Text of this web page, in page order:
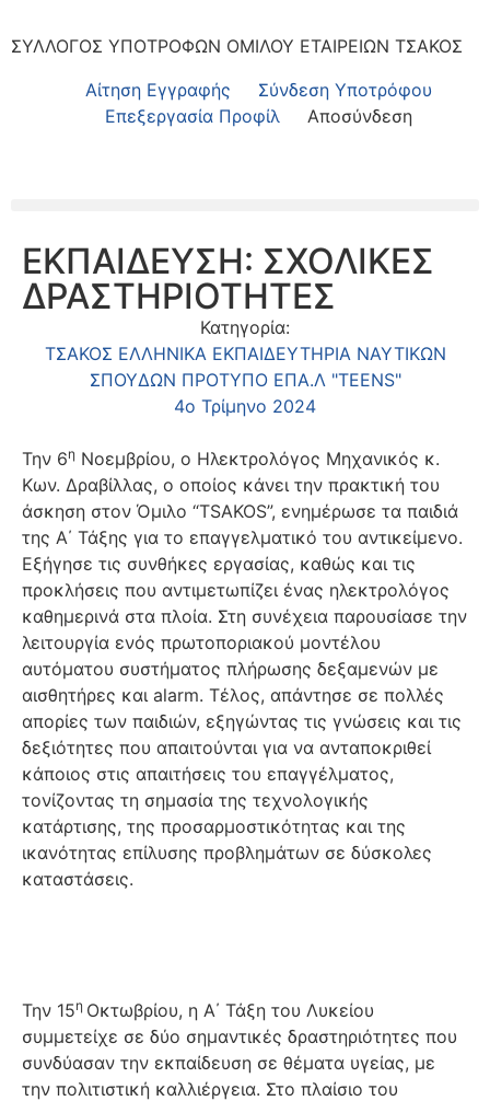
ΣΥΛΛΟΓΟΣ ΥΠΟΤΡΟΦΩΝ ΟΜΙΛΟΥ ΕΤΑΙΡΕΙΩΝ ΤΣΑΚΟΣ
Αίτηση Εγγραφής
Σύνδεση Υποτρόφου
Επεξεργασία Προφίλ
Αποσύνδεση
ΕΚΠΑΙΔΕΥΣΗ: ΣΧΟΛΙΚΕΣ
ΔΡΑΣΤΗΡΙΟΤΗΤΕΣ
Κατηγορία:
ΤΣΑΚΟΣ ΕΛΛΗΝΙΚΑ ΕΚΠΑΙΔΕΥΤΗΡΙΑ ΝΑΥΤΙΚΩΝ
ΣΠΟΥΔΩΝ ΠΡΟΤΥΠΟ ΕΠΑ.Λ "TEENS"
4ο Τρίμηνο 2024
Την 6η Νοεμβρίου, ο Ηλεκτρολόγος Μηχανικός κ.
Κων. Δραβίλλας, ο οποίος κάνει την πρακτική του
άσκηση στον Όμιλo “TSAKOS”, ενημέρωσε τα παιδιά
της Α΄ Τάξης για το επαγγελματικό του αντικείμενο.
Εξήγησε τις συνθήκες εργασίας, καθώς και τις
προκλήσεις που αντιμετωπίζει ένας ηλεκτρολόγος
καθημερινά στα πλοία. Στη συνέχεια παρουσίασε την
λειτουργία ενός πρωτοποριακού μοντέλου
αυτόματου συστήματος πλήρωσης δεξαμενών με
αισθητήρες και alarm. Τέλος, απάντησε σε πολλές
απορίες των παιδιών, εξηγώντας τις γνώσεις και τις
δεξιότητες που απαιτούνται για να ανταποκριθεί
κάποιος στις απαιτήσεις του επαγγέλματος,
τονίζοντας τη σημασία της τεχνολογικής
κατάρτισης, της προσαρμοστικότητας και της
ικανότητας επίλυσης προβλημάτων σε δύσκολες
καταστάσεις.
Την 15η Οκτωβρίου, η Α΄ Τάξη του Λυκείου
συμμετείχε σε δύο σημαντικές δραστηριότητες που
συνδύασαν την εκπαίδευση σε θέματα υγείας, με
την πολιτιστική καλλιέργεια. Στο πλαίσιο του